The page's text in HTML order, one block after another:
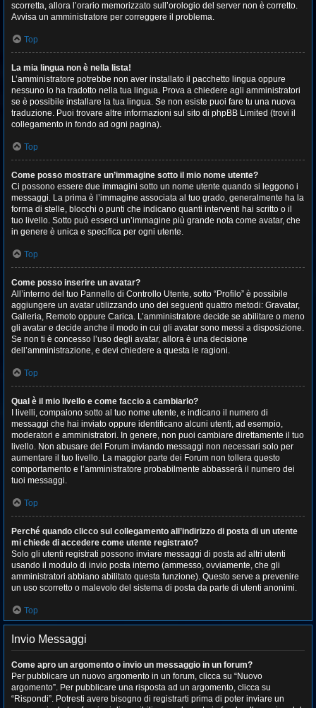
scorretta, allora l’orario memorizzato sull’orologio del server non è corretto.
Avvisa un amministratore per correggere il problema.
Top
La mia lingua non è nella lista!
L’amministratore potrebbe non aver installato il pacchetto lingua oppure
nessuno lo ha tradotto nella tua lingua. Prova a chiedere agli amministratori
se è possibile installare la tua lingua. Se non esiste puoi fare tu una nuova
traduzione. Puoi trovare altre informazioni sul sito di phpBB Limited (trovi il
collegamento in fondo ad ogni pagina).
Top
Come posso mostrare un’immagine sotto il mio nome utente?
Ci possono essere due immagini sotto un nome utente quando si leggono i
messaggi. La prima è l’immagine associata al tuo grado, generalmente ha la
forma di stelle, blocchi o punti che indicano quanti interventi hai scritto o il
tuo livello. Sotto può esserci un’immagine più grande nota come avatar, che
in genere è unica e specifica per ogni utente.
Top
Come posso inserire un avatar?
All’interno del tuo Pannello di Controllo Utente, sotto “Profilo” è possibile
aggiungere un avatar utilizzando uno dei seguenti quattro metodi: Gravatar,
Galleria, Remoto oppure Carica. L’amministratore decide se abilitare o meno
gli avatar e decide anche il modo in cui gli avatar sono messi a disposizione.
Se non ti è concesso l’uso degli avatar, allora è una decisione
dell’amministrazione, e devi chiedere a questa le ragioni.
Top
Qual è il mio livello e come faccio a cambiarlo?
I livelli, compaiono sotto al tuo nome utente, e indicano il numero di
messaggi che hai inviato oppure identificano alcuni utenti, ad esempio,
moderatori e amministratori. In genere, non puoi cambiare direttamente il tuo
livello. Non abusare del Forum inviando messaggi non necessari solo per
aumentare il tuo livello. La maggior parte dei Forum non tollera questo
comportamento e l’amministratore probabilmente abbasserà il numero dei
tuoi messaggi.
Top
Perché quando clicco sul collegamento all’indirizzo di posta di un utente
mi chiede di accedere come utente registrato?
Solo gli utenti registrati possono inviare messaggi di posta ad altri utenti
usando il modulo di invio posta interno (ammesso, ovviamente, che gli
amministratori abbiano abilitato questa funzione). Questo serve a prevenire
un uso scorretto o malevolo del sistema di posta da parte di utenti anonimi.
Top
Invio Messaggi
Come apro un argomento o invio un messaggio in un forum?
Per pubblicare un nuovo argomento in un forum, clicca su “Nuovo
argomento”. Per pubblicare una risposta ad un argomento, clicca su
“Rispondi”. Potresti avere bisogno di registrarti prima di poter inviare un